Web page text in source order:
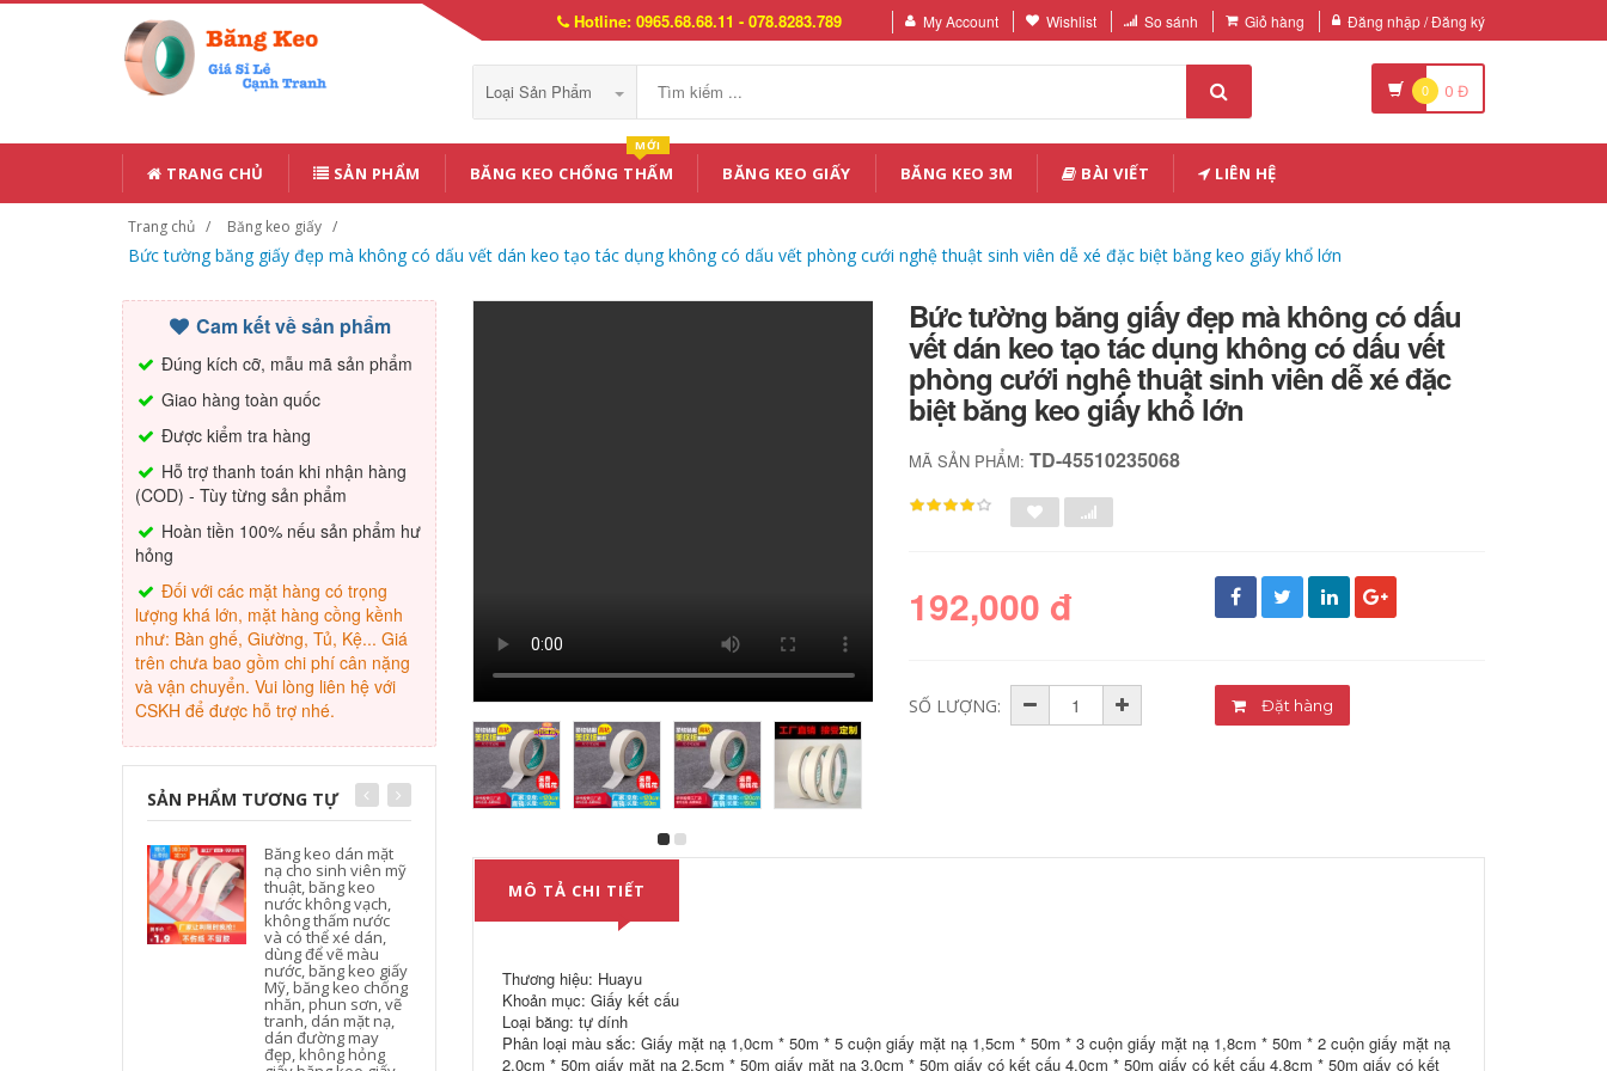
Hotline: 0965.68.68.11 - 078.8283.789 My Account Wishlist So sánh Giỏ hàng Đăng nhập / Đăng ký
Loại Sản Phẩm 0 0 Đ
TRANG CHỦ SẢN PHẨM BĂNG KEO CHỐNG THẤM
MỚI
BĂNG KEO GIẤY BĂNG KEO 3M BÀI VIẾT LIÊN HỆ
Trang chủ Băng keo giấy
Bức tường băng giấy đẹp mà không có dấu vết dán keo tạo tác dụng không có dấu vết phòng cưới nghệ thuật sinh viên dễ xé đặc biệt băng keo giấy khổ lớn
Cam kết về sản phẩm
Đúng kích cỡ, mẫu mã sản phẩm
Giao hàng toàn quốc
Được kiểm tra hàng
Hỗ trợ thanh toán khi nhận hàng
(COD) - Tùy từng sản phẩm
Hoàn tiền 100% nếu sản phẩm hư
hỏng
Đối với các mặt hàng có trọng
lượng khá lớn, mặt hàng cồng kềnh
như: Bàn ghế, Giường, Tủ, Kệ... Giá
trên chưa bao gồm chi phí cân nặng
và vận chuyển. Vui lòng liên hệ với
CSKH để được hỗ trợ nhé.
SẢN PHẨM TƯƠNG TỰ
Băng keo dán mặt
nạ cho sinh viên mỹ
thuật, băng keo
nước không vạch,
không thấm nước
và có thể xé dán,
dùng để vẽ màu
nước, băng keo giấy
Mỹ, băng keo chống
nhăn, phun sơn, vẽ
tranh, dán mặt nạ,
dán đường may
đẹp, không hỏng
Đỏ Băng giấy bị kiểm
Truffle Sơn Làm đẹp
Nhựa Làm đẹp Giấy
Trang trí Sơn Mặt nạ
Điểm Giấy màu
215,000
Màu xanh lá cây
Cao cấp Giấy Cao
Băng giấy kraft
Bức tường băng giấy đẹp mà không có dấu
vết dán keo tạo tác dụng không có dấu vết
phòng cưới nghệ thuật sinh viên dễ xé đặc
biệt băng keo giấy khổ lớn
MÃ SẢN PHẨM:TD-45510235068
192,000 đ
SỐ LƯỢNG: Đặt hàng
MÔ TẢ CHI TIẾT
Thương hiệu: Huayu
Khoản mục: Giấy kết cấu
Loại băng: tự dính
Phân loại màu sắc: Giấy mặt nạ 1,0cm * 50m * 5 cuộn giấy mặt nạ 1,5cm * 50m * 3 cuộn giấy mặt nạ 1,8cm * 50m * 2 cuộn giấy mặt nạ
2,0cm * 50m giấy mặt nạ 2,5cm * 50m giấy mặt nạ 3,0cm * 50m giấy có kết cấu 4.0cm * 50m giấy có kết cấu 4,8cm * 50m giấy có kết